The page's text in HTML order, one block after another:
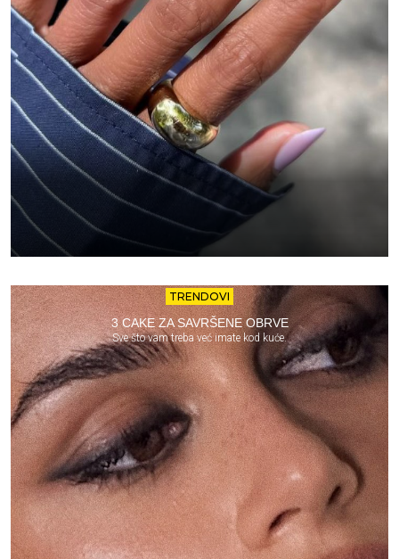
TRENDOVI
3 CAKE ZA SAVRŠENE OBRVE
Sve što vam treba već imate kod kuće.